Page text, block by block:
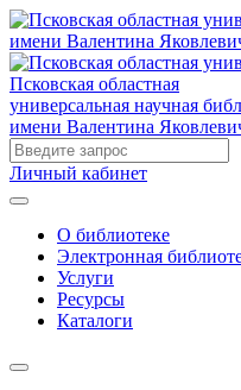
Псковская областная
универсальная научная
имени Валентина
Личный кабинет
О библиотеке
Электронная
Услуги
Ресурсы
Каталоги